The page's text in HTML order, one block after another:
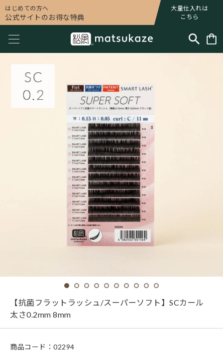
はじめての方へ
公式サイトのお得な特典
大量仕入れは
こちら
【抗菌フラットラッシュ/スーパーソフト】SCカール
太さ0.2mm 8mm
商品コード： 02294